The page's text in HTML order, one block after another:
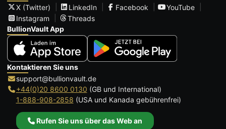
X (Twitter)
LinkedIn Facebook
YouTube
Instagram
Threads
BullionVault App
Kontaktieren Sie uns
support@bullionvault.de
+44(0)20 8600 0130 (GB und International)
1-888-908-2858 (USA und Kanada gebührenfrei)
Rufen Sie uns über das Web an